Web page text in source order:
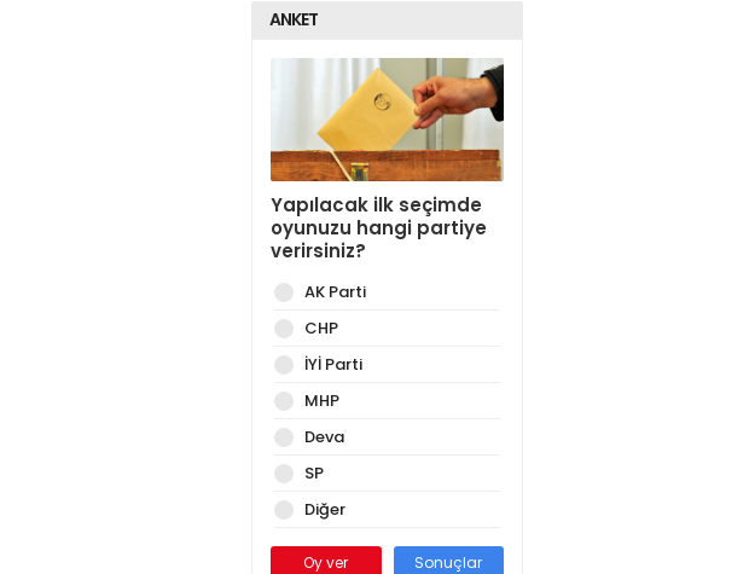
ANKET
Yapılacak ilk seçimde
oyunuzu hangi partiye
verirsiniz?
AK Parti
CHP
İYİ Parti
MHP
Deva
SP
Diğer
Oy ver Sonuçlar